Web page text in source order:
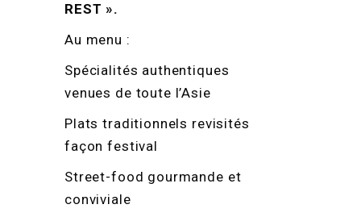
REST ».
Au menu :
Spécialités authentiques
venues de toute l’Asie
Plats traditionnels revisités
façon festival
Street-food gourmande et
conviviale